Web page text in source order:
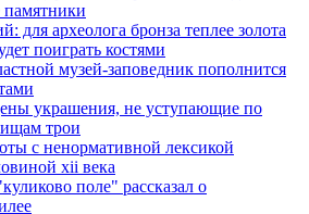
памятники
для археолога бронза теплее золота
поиграть костями
музей-заповедник пополнится
украшения, не уступающие по
трои
с ненормативной лексикой
xii века
поле" рассказал о